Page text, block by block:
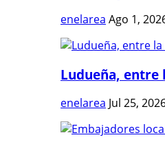
enelarea Ago 1,
Ludueña, entre
enelarea Jul 25,